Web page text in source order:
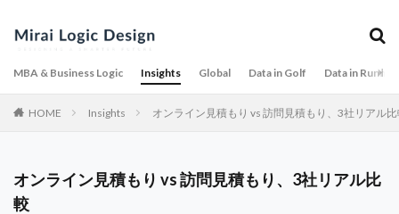
MBA & Business Logic Insights Global Data in Golf Data in
HOME Insights オンライン見積もり vs 訪問見積もり、3社リアル
オンライン見積もり vs 訪問見積もり、3社リアル比
較